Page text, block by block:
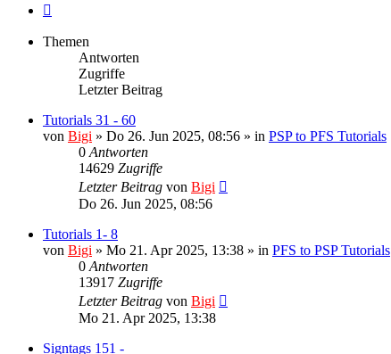
Themen
Antworten
Zugriffe
Letzter Beitrag
Tutorials 31 - 60
von Bigi » Do 26. Jun 2025, 08:56 » in PSP to PFS Tutorials
0 Antworten
14629 Zugriffe
Letzter Beitrag von Bigi
Do 26. Jun 2025, 08:56
Tutorials 1- 8
von Bigi » Mo 21. Apr 2025, 13:38 » in PFS to PSP Tutorials
0 Antworten
13917 Zugriffe
Letzter Beitrag von Bigi
Mo 21. Apr 2025, 13:38
Signtags 151 -